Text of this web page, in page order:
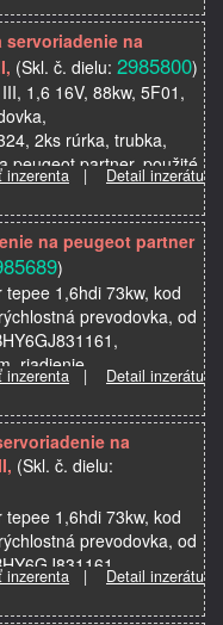
servoriadenie na
(Skl. č. dielu: 2985800)
1,6 16V, 88kw, 5F01,
2ks rúrka, trubka,
peugeot partner, použité
inzerenta | Detail inzerátu
na peugeot partner
)
1,6hdi 73kw, kod
prevodovka, od
riadienie,
aj na citr…
inzerenta | Detail inzerátu
na
(Skl. č. dielu:
1,6hdi 73kw, kod
prevodovka, od
rúrka, trubka, hadica
inzerenta | Detail inzerátu